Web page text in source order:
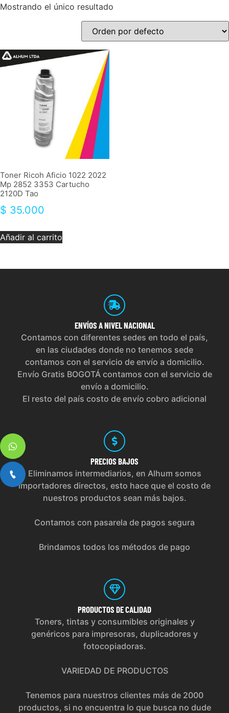
Mostrando el único resultado
Toner Ricoh Aficio 1022 2022
Mp 2852 3353 Cartucho
2120D Tao
$ 35.000
Añadir al carrito
ENVÍOS A NIVEL NACIONAL
Contamos con diferentes sedes en todo el país,
en las ciudades donde no tenemos sede
contamos con el servicio de envío a domicilio.
Envío Gratis BOGOTÁ contamos con el servicio de
envío a domicilio.
El resto del país costo de envío cobro adicional
PRECIOS BAJOS
Eliminamos intermediarios, en Alhum somos
importadores directos, esto hace que el costo de
nuestros productos sean más bajos.
Contamos con pasarela de pagos segura
Brindamos todos los métodos de pago
PRODUCTOS DE CALIDAD
Toners, tintas y consumibles originales y
genéricos para impresoras, duplicadores y
fotocopiadoras.
VARIEDAD DE PRODUCTOS
Tenemos para nuestros clientes más de 2000
productos, si no encuentra lo que busca no dude